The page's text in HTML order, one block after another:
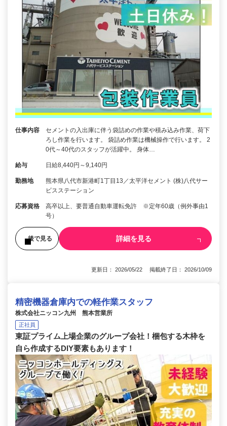
仕事内容
セメントの入出庫に伴う袋詰めの作業や積み込み作業、荷下
ろし作業を行います。 袋詰め作業は機械操作で行います。 2
0代～40代のスタッフが活躍中。 身体…
給与 日給8,440円～9,140円
勤務地
熊本県八代市新港町1丁目13／太平洋セメント (株)八代サー
ビスステーション
応募資格
高卒以上、要普通自動車運転免許 ※定年60歳（例外事由1
号）
後で見る 詳細を見る
更新日： 2026/05/22 掲載終了日： 2026/10/09
精密機器倉庫内での軽作業スタッフ
株式会社ニッコン九州 熊本営業所
正社員
東証プライム上場企業のグループ会社！梱包する木枠を
自ら作成するDIY要素もあります！